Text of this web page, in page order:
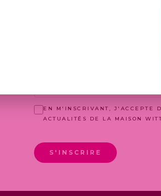
validation ni approbation de la
fiabilité ou à l’utilisation des
EN M'INSCRIVANT, J'ACCEPTE
ACTUALITÉS DE LA MAISON
S'INSCRIRE